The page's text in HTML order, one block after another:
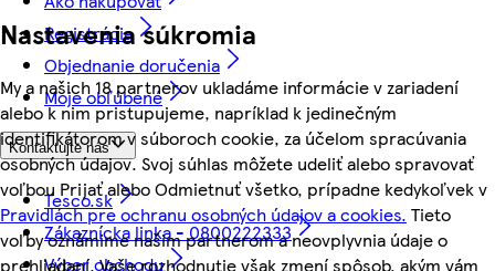
Nastavenia súkromia
My a našich 18 partnerov ukladáme informácie v zariadení
alebo k nim pristupujeme, napríklad k jedinečným
identifikátorom v súboroch cookie, za účelom spracúvania
osobných údajov. Svoj súhlas môžete udeliť alebo spravovať
voľbou Prijať alebo Odmietnuť všetko, prípadne kedykoľvek v
Pravidlách pre ochranu osobných údajov a cookies. Tieto
voľby oznámime našim partnerom a neovplyvnia údaje o
prehliadaní. Vaše rozhodnutie však zmení spôsob, akým vám
Registrácia
Objednanie doručenia
Moje obľúbené
Kontaktujte nás
Tesco.sk
Zákaznícka linka - 0800222333
Výber obchodu